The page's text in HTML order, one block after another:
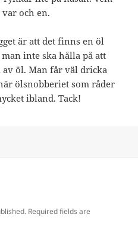
och en.
är att det finns en öl
inte ska hålla på att
öl. Man får väl dricka
ölsnobberiet som råder
ibland. Tack!
Required fields are